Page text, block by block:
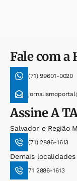
Fale com a
(71) 99601-0020
AssineA
Salvador e Região
(71) 2886-1613
Demais localidades
71 2886-1613